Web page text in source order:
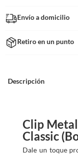
Envío a domicilio
Retiro en un punto
Descripción
Clip
Classic
Dale un toque